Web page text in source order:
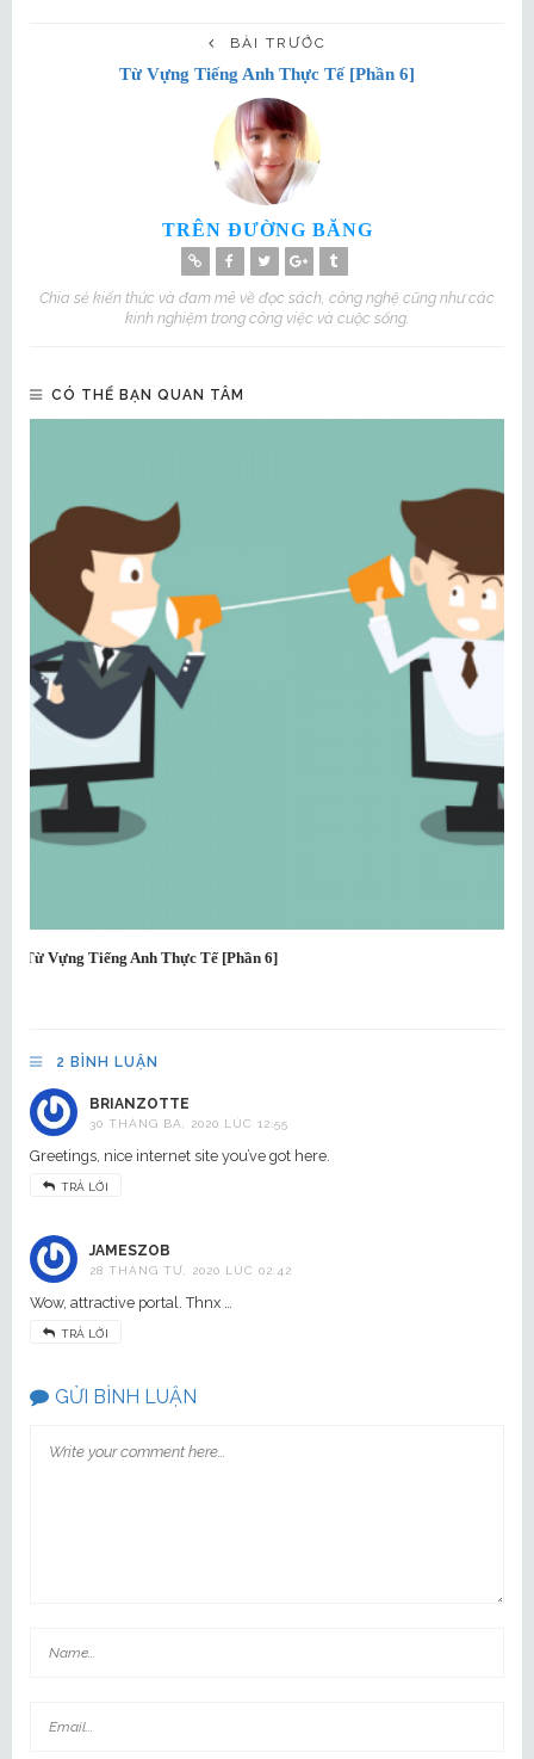
BÀI TRƯỚC
Từ Vựng Tiếng Anh Thực Tế [Phần 6]
TRÊN ĐƯỜNG BĂNG
Chia sẻ kiến thức và đam mê về đọc sách, công nghệ cũng như các
kinh nghiệm trong công việc và cuộc sống.
CÓ THỂ BẠN QUAN TÂM
Từ Vựng Tiếng Anh Thực Tế [Phần 6]
2 BÌNH LUẬN
BRIANZOTTE
30 THÁNG BA, 2020 LÚC 12:55
Greetings, nice internet site you’ve got here.
TRẢ LỜI
JAMESZOB
28 THÁNG TƯ, 2020 LÚC 02:42
Wow, attractive portal. Thnx …
TRẢ LỜI
GỬI BÌNH LUẬN